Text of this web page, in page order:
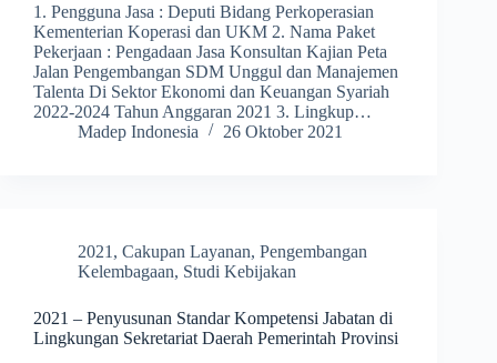
1. Pengguna Jasa : Deputi Bidang Perkoperasian
Kementerian Koperasi dan UKM 2. Nama Paket
Pekerjaan : Pengadaan Jasa Konsultan Kajian Peta
Jalan Pengembangan SDM Unggul dan Manajemen
Talenta Di Sektor Ekonomi dan Keuangan Syariah
2022-2024 Tahun Anggaran 2021 3. Lingkup…
Madep Indonesia
26 Oktober 2021
2021 , Cakupan Layanan, Pengembangan
Kelembagaan, Studi Kebijakan
2021 – Penyusunan Standar Kompetensi Jabatan di
Lingkungan Sekretariat Daerah Pemerintah Provinsi